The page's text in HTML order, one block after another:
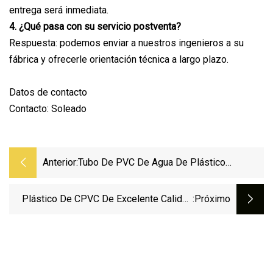
entrega será inmediata.
4. ¿Qué pasa con su servicio postventa?
Respuesta: podemos enviar a nuestros ingenieros a su
fábrica y ofrecerle orientación técnica a largo plazo.
Datos de contacto
Contacto: Soleado
Anterior:Tubo De PVC De Agua De Plástico
Agua/agricultura/riego/drenaje
Plástico De CPVC De Excelente Calidad :próximo